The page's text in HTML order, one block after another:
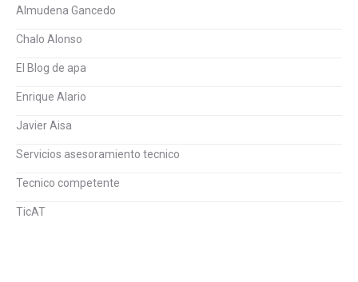
Almudena Gancedo
Chalo Alonso
El Blog de apa
Enrique Alario
Javier Aisa
Servicios asesoramiento tecnico
Tecnico competente
TicAT